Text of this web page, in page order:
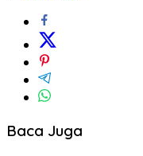
Baca Juga